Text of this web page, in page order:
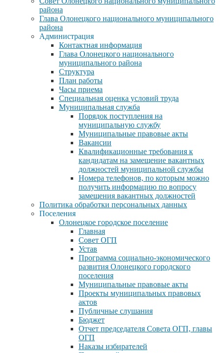
района
Глава Олонецкого национального муниципального
района
Администрация
Контактная информация
Глава Олонецкого национального
муниципального района
Структура
План работы
Часы приема
Специальная оценка условий труда
Муниципальная служба
Порядок поступления на
муниципальную службу
Муниципальные правовые акты
Вакансии
Квалификационные требования к
кандидатам на замещение вакантных
должностей муниципальной службы
Номера телефонов, по которым можно
получить информацию по вопросу
замещения вакантных должностей
Политика обработки персональных данных
Поселения
Олонецкое городское поселение
Главная
Совет ОГП
Устав
Программа социально-экономического
развития Олонецкого городского
поселения
Муниципальные правовые акты
Проекты муниципальных правовых
актов
Публичные слушания
Бюджет
Отчет председателя Совета ОГП, главы
ОГП
Наказы избирателей